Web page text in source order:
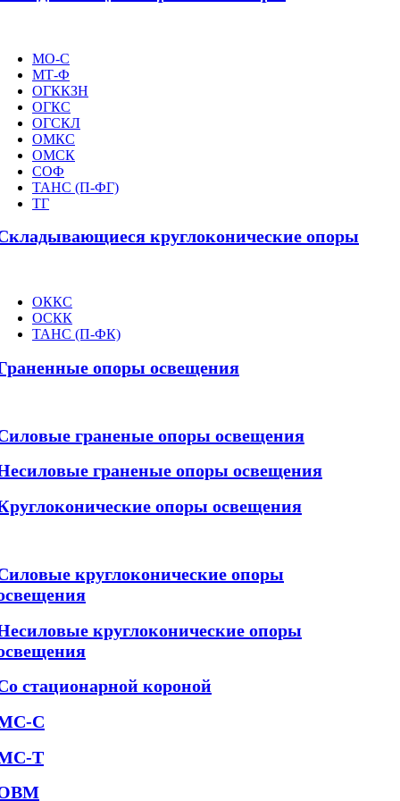
МО-С
МТ-Ф
ОГККЗН
ОГКС
ОГСКЛ
ОМКС
ОМСК
СОФ
ТАНС (П-ФГ)
ТГ
круглоконические опоры
ОККС
ОСКК
ТАНС (П-ФК)
опоры освещения
граненые опоры освещения
граненые опоры освещения
опоры освещения
круглоконические опоры
круглоконические опоры
стационарной короной
С
Т